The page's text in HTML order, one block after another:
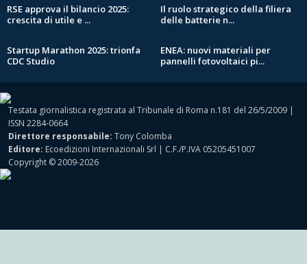
RSE approva il bilancio 2025:
crescita di utile e ...
Il ruolo strategico della filiera
delle batterie n...
Startup Marathon 2025: trionfa
CDC Studio
ENEA: nuovi materiali per
pannelli fotovoltaici pi...
Testata giornalistica registrata al Tribunale di Roma n.181 del 26/5/2009 |
ISSN 2284-0664
Direttore responsabile: Tony Colomba
Editore: Ecoedizioni Internazionali Srl | C.F./P.IVA 05205451007
Copyright © 2009-2026